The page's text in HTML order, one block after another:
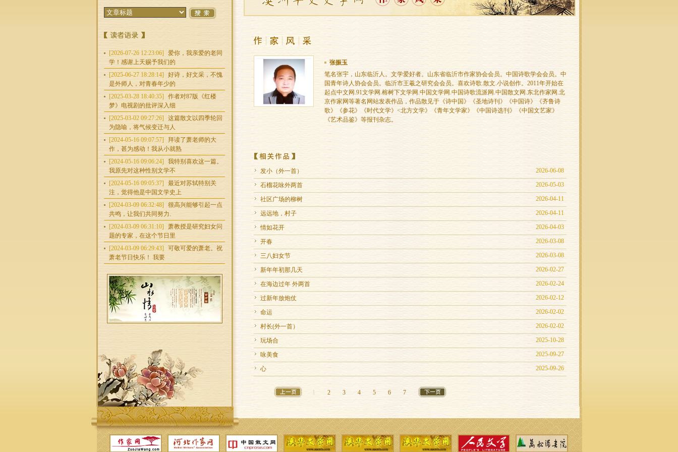
[2026-07-26 12:23:06]
爱你，我亲爱的老同
学！感谢上天赐予我们的
[2025-06-27 18:28:14]
好诗，好文采，不愧
是外师人，对青春年少的
[2025-03-28 18:40:35]
作者对87版《红楼
梦》电视剧的批评深入细
[2025-03-02 09:27:26]
这篇散文以四季轮回
为隐喻，将气候变迁与人
[2024-05-16 09:07:57]
拜读了萧老师的大
作，甚为感动！我从小就熟
[2024-05-16 09:06:24]
我特别喜欢这一篇。
我原先对这种性别文学不
[2024-05-16 09:05:37]
最近对苏轼特别关
注，觉得他是中国文学史上
[2024-03-09 06:32:48]
很高兴能够引起一点
共鸣，让我们共同努力.
[2024-03-09 06:31:10]
萧教授是研究妇女问
题的专家，在这个节日里
[2024-03-09 06:29:43]
可敬可爱的萧老。祝
萧老节日快乐！ 我要
张振玉
笔名张宇，山东临沂人。文学爱好者。山东省临沂市作家协会会员。中国诗歌学会会员。中
国青年诗人协会会员。临沂市王羲之研究会会员。喜欢诗歌.散文.小说创作。2011年开始在
起点中文网.91文学网.榕树下文学网.中国文学网.中国诗歌流派网.中国散文网.东北作家网.北
京作家网等著名网站发表作品，作品散见于《诗中国》《圣地诗刊》《中国诗》《齐鲁诗
歌》《参花》《时代文学》<北方文学》《青年文学家》《中国诗选刊》《中国文艺家》
《艺术品鉴》等报刊杂志。
发小（外一首） 2026-06-08
石榴花咏外两首 2026-05-03
社区广场的柳树 2026-04-11
远远地，村子 2026-04-11
情如花开 2026-04-03
开春 2026-03-08
三八妇女节 2026-03-08
新年年初那几天 2026-02-27
在海边过年 外两首 2026-02-24
过新年放炮仗 2026-02-12
命运 2026-02-02
村长(外一首） 2026-02-02
玩场合 2025-10-28
咏美食 2025-09-27
心 2025-09-26
2 3 4 5 6 7